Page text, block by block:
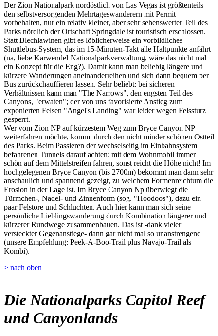
Der Zion Nationalpark nordöstlich von Las Vegas ist größtenteils
den selbstversorgenden Mehrtageswanderern mit Permit
vorbehalten, nur ein relativ kleiner, aber sehr sehenswerter Teil des
Parks nördlich der Ortschaft Springdale ist touristisch erschlossen.
Statt Blechlawinen gibt es löblicherweise ein vorbildliches
Shuttlebus-System, das im 15-Minuten-Takt alle Haltpunkte anfährt
(na, liebe Karwendel-Nationalparkverwaltung, wäre das nicht mal
ein Konzept für die Eng?). Damit kann man beliebig längere und
kürzere Wanderungen aneinanderreihen und sich dann bequem per
Bus zurückchauffieren lassen. Sehr beliebt: bei sicheren
Verhältnissen kann man "The Narrows", den engsten Teil des
Canyons, "erwaten"; der von uns favorisierte Anstieg zum
exponierten Felsen "Angel's Landing" war leider wegen Felssturz
gesperrt.
Wer vom Zion NP auf kürzestem Weg zum Bryce Canyon NP
weiterfahren möchte, kommt durch den nicht minder schönen Ostteil
des Parks. Beim Passieren der wechselseitig im Einbahnsystem
befahrenen Tunnels darauf achten: mit dem Wohnmobil immer
schön auf dem Mittelstreifen fahren, sonst reicht die Höhe nicht! Im
hochgelegenen Bryce Canyon (bis 2700m) bekommt man dann sehr
anschaulich und spannend gezeigt, zu welchem Formenreichtum die
Erosion in der Lage ist. Im Bryce Canyon Np überwiegt die
Türmchen-, Nadel- und Zinnenform (sog. "Hoodoos"), dazu ein
paar Felstore und Schluchten. Auch hier kann man sich seine
persönliche Lieblingswanderung durch Kombination längerer und
kürzerer Rundwege zusammenbauen. Das ist -dank vieler
versteckter Gegenanstiege- dann gar nicht mal so unanstrengend
(unsere Empfehlung: Peek-A-Boo-Trail plus Navajo-Trail als
Kombi).
> nach oben
Die Nationalparks Capitol Reef
und Canyonlands